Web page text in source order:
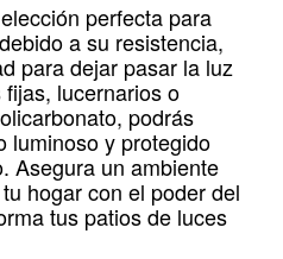
perfecta para
a su resistencia,
para dejar pasar la luz
lucernarios o
podrás
luminoso y protegido
Asegura un ambiente
hogar con el poder del
tus patios de luces